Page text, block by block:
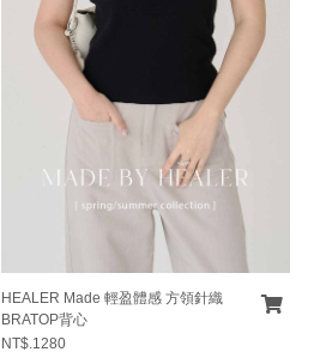
HEALER Made 輕盈體感 方領針織
BRATOP背心
NT$.1280